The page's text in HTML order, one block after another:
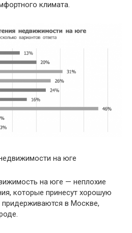
климата.
на юге
на юге — неплохие
которые принесут хорошую
в Москве,